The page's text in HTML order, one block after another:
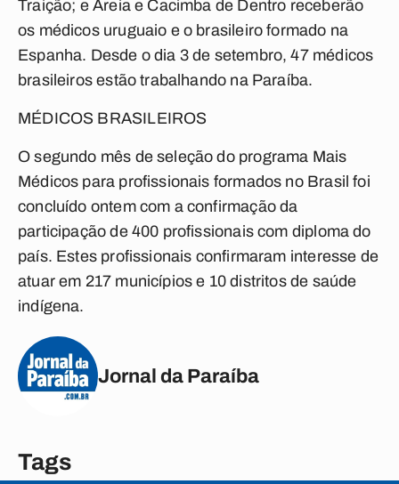
Traição; e Areia e Cacimba de Dentro receberão
os médicos uruguaio e o brasileiro formado na
Espanha. Desde o dia 3 de setembro, 47 médicos
brasileiros estão trabalhando na Paraíba.
MÉDICOS BRASILEIROS
O segundo mês de seleção do programa Mais
Médicos para profissionais formados no Brasil foi
concluído ontem com a confirmação da
participação de 400 profissionais com diploma do
país. Estes profissionais confirmaram interesse de
atuar em 217 municípios e 10 distritos de saúde
indígena.
Jornal da Paraíba
Tags